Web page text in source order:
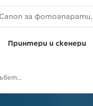
Принтери и скенери
Vladimir Medvedev – Съвети за зимна фотография